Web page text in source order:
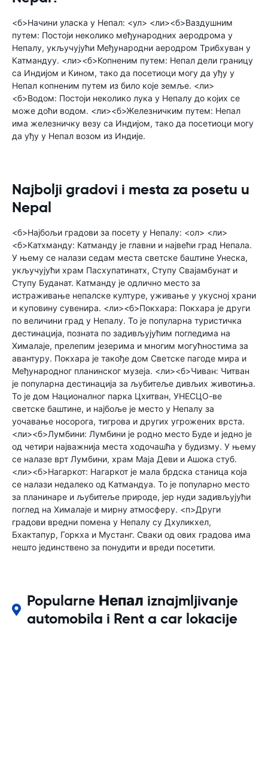
<б>Начини уласка у Непал: <ул> <ли><б>Ваздушним
путем: Постоји неколико међународних аеродрома у
Непалу, укључујући Међународни аеродром Трибхуван у
Катмандуу. <ли><б>Копненим путем: Непал дели границу
са Индијом и Кином, тако да посетиоци могу да уђу у
Непал копненим путем из било које земље. <ли>
<б>Водом: Постоји неколико лука у Непалу до којих се
може доћи водом. <ли><б>Железничким путем: Непал
има железничку везу са Индијом, тако да посетиоци могу
да уђу у Непал возом из Индије.
Najbolji gradovi i mesta za posetu u
Nepal
<б>Најбољи градови за посету у Непалу: <ол> <ли>
<б>Катхманду: Катманду је главни и највећи град Непала.
У њему се налази седам места светске баштине Унеска,
укључујући храм Пасхупатинатх, Ступу Свајамбунат и
Ступу Буданат. Катманду је одлично место за
истраживање непалске културе, уживање у укусној храни
и куповину сувенира. <ли><б>Покхара: Покхара је други
по величини град у Непалу. То је популарна туристичка
дестинација, позната по задивљујућим погледима на
Хималаје, прелепим језерима и многим могућностима за
авантуру. Покхара је такође дом Светске пагоде мира и
Међународног планинског музеја. <ли><б>Чиван: Читван
је популарна дестинација за љубитеље дивљих животиња.
То је дом Националног парка Цхитван, УНЕСЦО-ве
светске баштине, и најбоље је место у Непалу за
уочавање носорога, тигрова и других угрожених врста.
<ли><б>Лумбини: Лумбини је родно место Буде и једно је
од четири најважнија места ходочашћа у будизму. У њему
се налазе врт Лумбини, храм Маја Деви и Ашока стуб.
<ли><б>Нагаркот: Нагаркот је мала брдска станица која
се налази недалеко од Катмандуа. То је популарно место
за планинаре и љубитеље природе, јер нуди задивљујући
поглед на Хималаје и мирну атмосферу. <п>Други
градови вредни помена у Непалу су Дхуликхел,
Бхактапур, Горкха и Мустанг. Сваки од ових градова има
нешто јединствено за понудити и вреди посетити.
Popularne Непал iznajmljivanje
automobila i Rent a car lokacije